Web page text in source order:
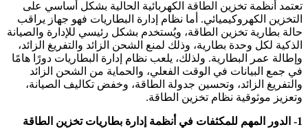
تعتمد أنظمة تخزين الطاقة الكهربائية الحالية بشكل أساسي على
التخزين الكهروكيميائي. أما نظام إدارة البطاريات فهو جهاز يراقب
حالة بطارية تخزين الطاقة، ويُستخدم بشكل رئيسي للإدارة والصيانة
الذكية لكل وحدة بطارية، وذلك لمنع الشحن الزائد والتفريغ الزائد،
وإطالة عمر البطارية. ولذلك، يلعب نظام إدارة البطاريات دورًا هامًا
في جمع البيانات في الوقت الفعلي، والحماية من الشحن الزائد
والتفريغ الزائد، وتحسين جدولة الطاقة، وخفض تكاليف الصيانة،
وتعزيز موثوقية نظام تخزين الطاقة.
1- الدور المهم للمكثفات في أنظمة إدارة بطاريات تخزين الطاقة